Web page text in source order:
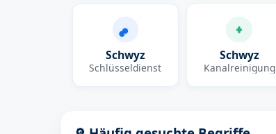
Schwyz
Schlüsseldienst
Schwyz
Kanalreinigung